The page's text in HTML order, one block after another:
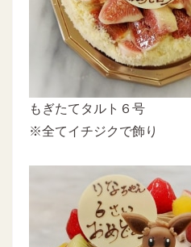
もぎたてタルト６号
※全てイチジクで飾り